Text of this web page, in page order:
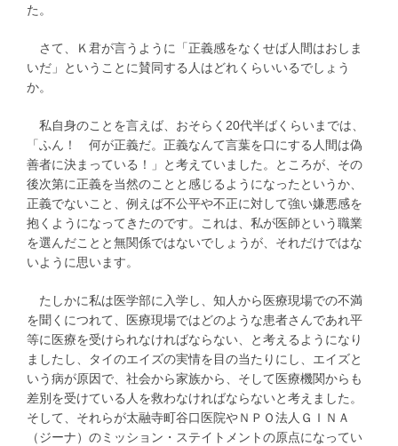
た。
さて、Ｋ君が言うように「正義感をなくせば人間はおしま
いだ」ということに賛同する人はどれくらいいるでしょう
か。
私自身のことを言えば、おそらく20代半ばくらいまでは、
「ふん！ 何が正義だ。正義なんて言葉を口にする人間は偽
善者に決まっている！」と考えていました。ところが、その
後次第に正義を当然のことと感じるようになったというか、
正義でないこと、例えば不公平や不正に対して強い嫌悪感を
抱くようになってきたのです。これは、私が医師という職業
を選んだことと無関係ではないでしょうが、それだけではな
いように思います。
たしかに私は医学部に入学し、知人から医療現場での不満
を聞くにつれて、医療現場ではどのような患者さんであれ平
等に医療を受けられなければならない、と考えるようになり
ましたし、タイのエイズの実情を目の当たりにし、エイズと
いう病が原因で、社会から家族から、そして医療機関からも
差別を受けている人を救わなければならないと考えました。
そして、それらが太融寺町谷口医院やＮＰＯ法人ＧＩＮＡ
（ジーナ）のミッション・ステイトメントの原点になってい